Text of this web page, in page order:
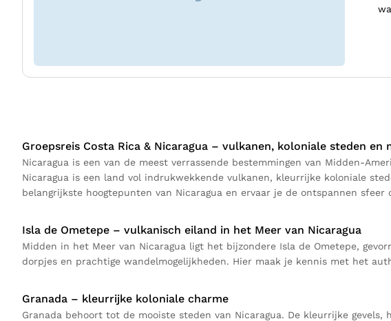
Groepsreis Costa Rica & Nicaragua – vulkanen, koloniale steden en
Nicaragua is een van de meest verrassende bestemmingen van Midden-
Nicaragua is een land vol indrukwekkende vulkanen, kleurrijke koloniale
belangrijkste hoogtepunten van Nicaragua en ervaar je de ontspannen
Isla de Ometepe – vulkanisch eiland in het Meer van Nicaragua
Midden in het Meer van Nicaragua ligt het bijzondere Isla de Ometepe,
dorpjes en prachtige wandelmogelijkheden. Hier maak je kennis met het
Granada – kleurrijke koloniale charme
Granada behoort tot de mooiste steden van Nicaragua. De kleurrijke